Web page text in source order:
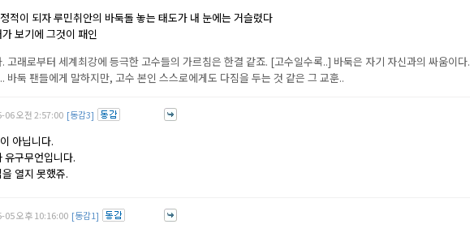
적이 되자 루민취안의 바둑돌 놓는 태도가 내 눈에는 거슬렸다
보기에 그것이 패인
고래로부터 세계최강에 등극한 고수들의 가르침은 한결 같죠. [고수일수록..] 바둑은 자기 자신과의 싸움이다
바둑 팬들에게 말하지만, 고수 본인 스스로에게도 다짐을 두는 것 같은 그 교훈..
06 오전 2:57:00 [동감3]
아닙니다.
유구무언입니다.
열지 못했쥬.
05 오후 10:16:00 [동감1]